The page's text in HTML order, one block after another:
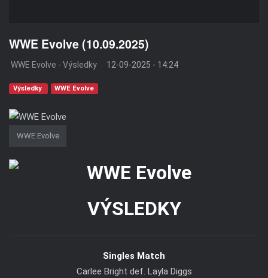
WWE Evolve (10.09.2025)
WWE Evolve - Výsledky 12-09-2025 - 14:24
Výsledky WWE Evolve
WWE Evolve
VÝSLEDKY
Singles Match
Carlee Bright def. Layla Diggs